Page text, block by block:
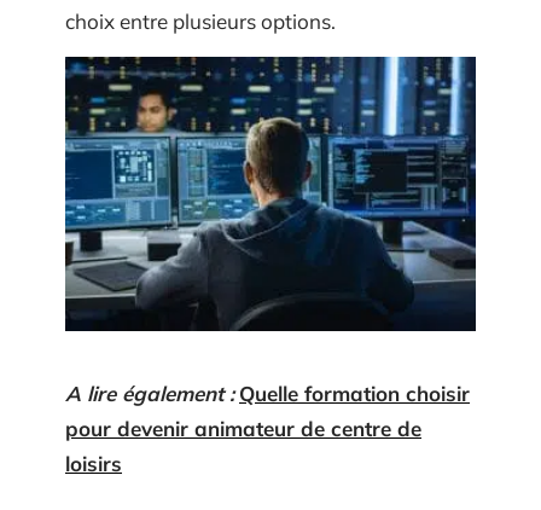
choix entre plusieurs options.
A lire également : Quelle formation choisir
pour devenir animateur de centre de
loisirs